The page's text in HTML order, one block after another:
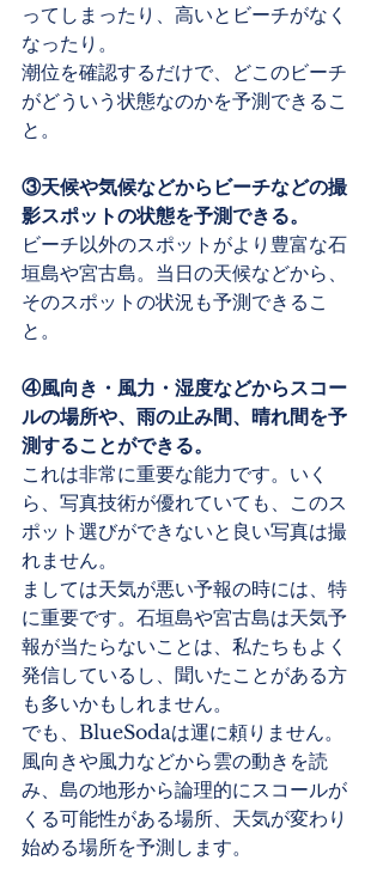
ってしまったり、高いとビーチがなく
なったり。
潮位を確認するだけで、どこのビーチ
がどういう状態なのかを予測できるこ
と。
③天候や気候などからビーチなどの撮
影スポットの状態を予測できる。
ビーチ以外のスポットがより豊富な石
垣島や宮古島。当日の天候などから、
そのスポットの状況も予測できるこ
と。
④風向き・風力・湿度などからスコー
ルの場所や、雨の止み間、晴れ間を予
測することができる。
これは非常に重要な能力です。いく
ら、写真技術が優れていても、このス
ポット選びができないと良い写真は撮
れません。
ましては天気が悪い予報の時には、特
に重要です。石垣島や宮古島は天気予
報が当たらないことは、私たちもよく
発信しているし、聞いたことがある方
も多いかもしれません。
でも、BlueSodaは運に頼りません。
風向きや風力などから雲の動きを読
み、島の地形から論理的にスコールが
くる可能性がある場所、天気が変わり
始める場所を予測します。